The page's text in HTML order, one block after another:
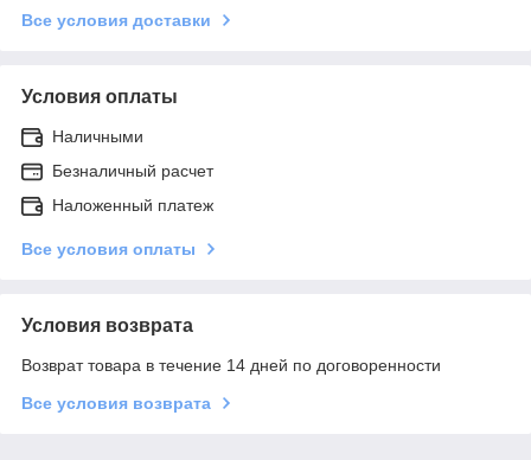
Все условия доставки
Условия оплаты
Наличными
Безналичный расчет
Наложенный платеж
Все условия оплаты
Условия возврата
Возврат товара в течение 14 дней по договоренности
Все условия возврата